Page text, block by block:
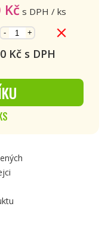
Kč s DPH / ks
- +
Kč s DPH